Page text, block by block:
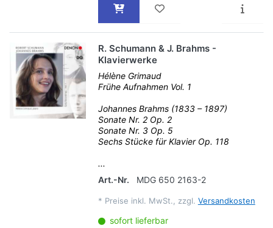
R. Schumann & J. Brahms -
Klavierwerke
Hélène Grimaud
Frühe Aufnahmen Vol. 1
Johannes Brahms (1833 – 1897)
Sonate Nr. 2 Op. 2
Sonate Nr. 3 Op. 5
Sechs Stücke für Klavier Op. 118
...
Art.-Nr.
MDG 650 2163-2
* Preise inkl. MwSt., zzgl. Versandkosten
sofort lieferbar